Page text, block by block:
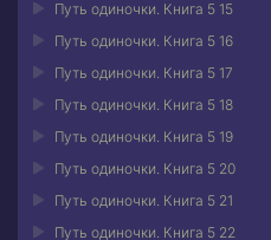
Путь одиночки. Книга 5 15
Путь одиночки. Книга 5 16
Путь одиночки. Книга 5 17
Путь одиночки. Книга 5 18
Путь одиночки. Книга 5 19
Путь одиночки. Книга 5 20
Путь одиночки. Книга 5 21
Путь одиночки. Книга 5 22